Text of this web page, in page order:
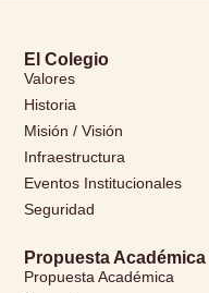
El Colegio
Valores
Historia
Misión / Visión
Infraestructura
Eventos Institucionales
Seguridad
Propuesta Académica
Propuesta Académica